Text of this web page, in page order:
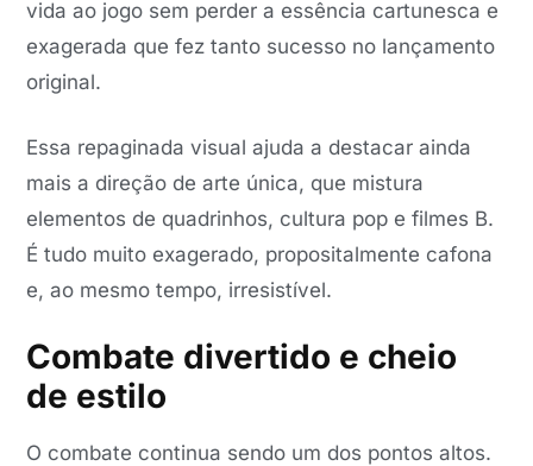
vida ao jogo sem perder a essência cartunesca e
exagerada que fez tanto sucesso no lançamento
original.
Essa repaginada visual ajuda a destacar ainda
mais a direção de arte única, que mistura
elementos de quadrinhos, cultura pop e filmes B.
É tudo muito exagerado, propositalmente cafona
e, ao mesmo tempo, irresistível.
Combate divertido e cheio
de estilo
O combate continua sendo um dos pontos altos.